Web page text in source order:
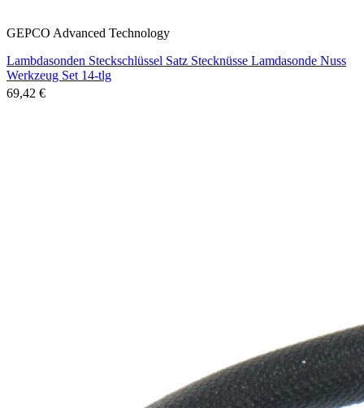
GEPCO Advanced Technology
Lambdasonden Steckschlüssel Satz Stecknüsse Lamdasonde Nuss
Werkzeug Set 14-tlg
69,42 €